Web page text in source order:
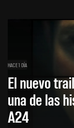
HACE 1 DÍA
El nuevo
una de las
A24